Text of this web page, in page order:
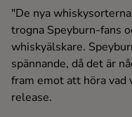
"De nya
trogna Speyburn-fans
whiskyälskare.
spännande, då det är
fram emot att höra vad
release.